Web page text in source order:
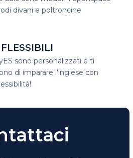
divani e poltroncine
FLESSIBILI
sono personalizzati eti
di imparare l'inglese con